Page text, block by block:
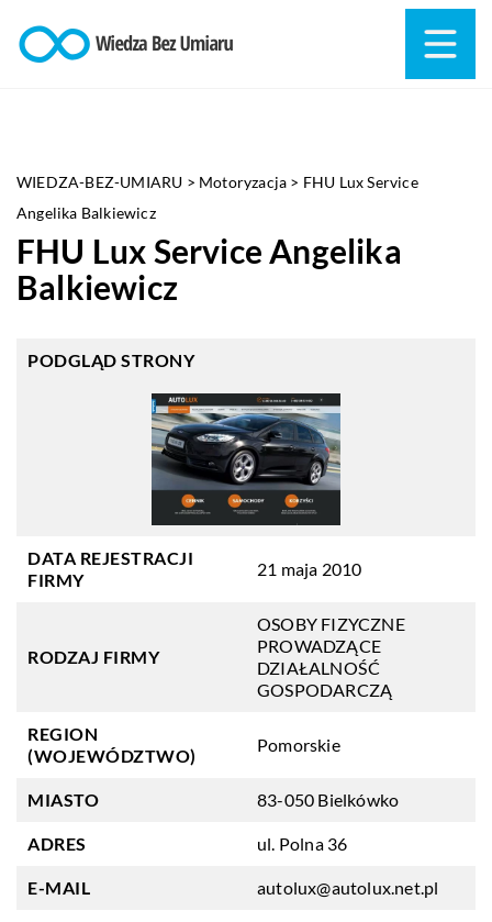
WIEDZA-BEZ-UMIARU > Motoryzacja > FHU Lux Service
Angelika Balkiewicz
FHU Lux Service Angelika
Balkiewicz
PODGLĄD STRONY
DATA REJESTRACJI
FIRMY
21 maja 2010
RODZAJ FIRMY
OSOBY FIZYCZNE
PROWADZĄCE
DZIAŁALNOŚĆ
GOSPODARCZĄ
REGION
(WOJEWÓDZTWO)
Pomorskie
MIASTO 83-050 Bielkówko
ADRES ul. Polna 36
E-MAIL autolux@autolux.net.pl